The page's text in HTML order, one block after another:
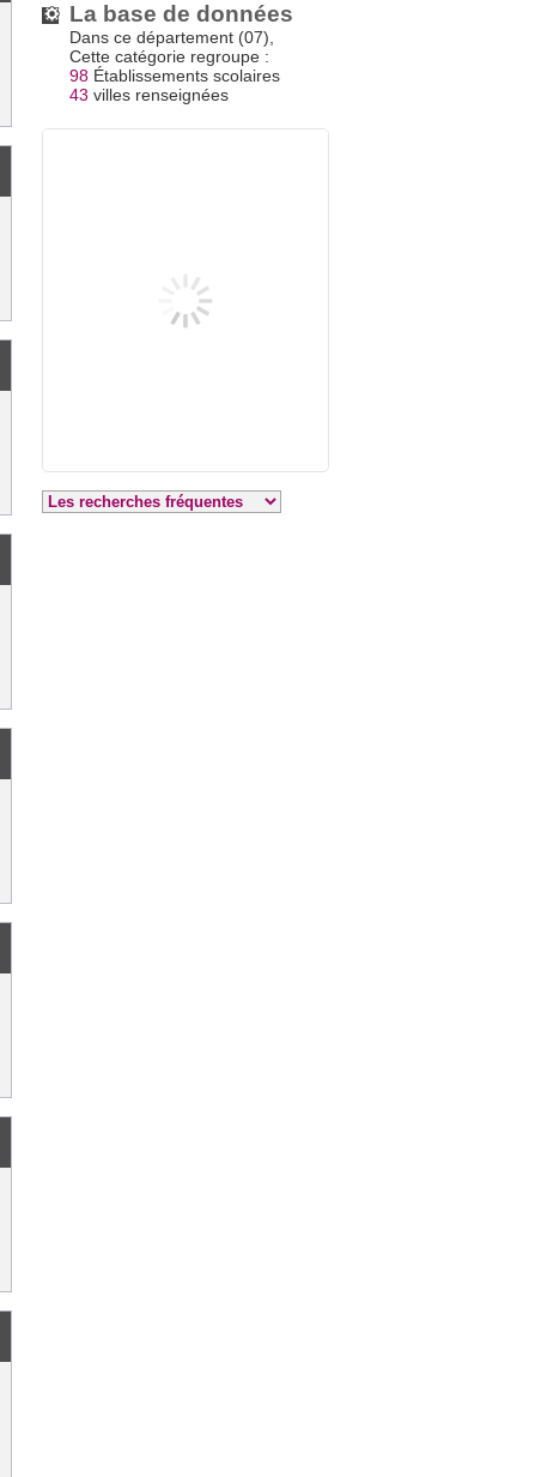
La base de données
Dans ce département (07),
Cette catégorie regroupe :
98 Établissements scolaires
43 villes renseignées